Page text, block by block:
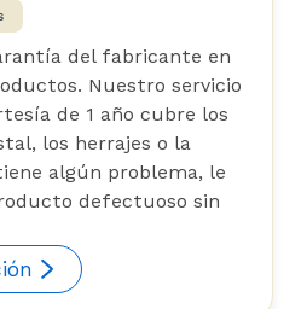
del fabricante en
Nuestro servicio
de 1 año cubre los
los herrajes o la
algún problema, le
defectuoso sin